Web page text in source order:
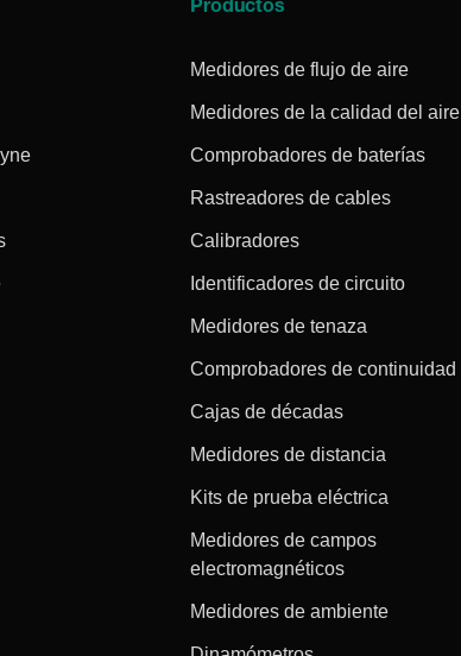
Productos
Medidores de flujo de aire
Medidores de la calidad del aire
Comprobadores de baterías
Rastreadores de cables
Calibradores
Identificadores de circuito
Medidores de tenaza
Comprobadores de continuidad
Cajas de décadas
Medidores de distancia
Kits de prueba eléctrica
Medidores de campos
electromagnéticos
Medidores de ambiente